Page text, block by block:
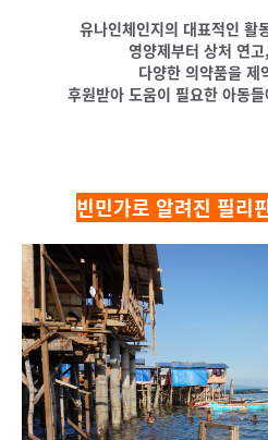
유나인체인지의 대표적인 활
영양제부터 상처 연
다양한 의약품을 제
후원받아 도움이 필요한 아동
빈민가로 알려진 필리